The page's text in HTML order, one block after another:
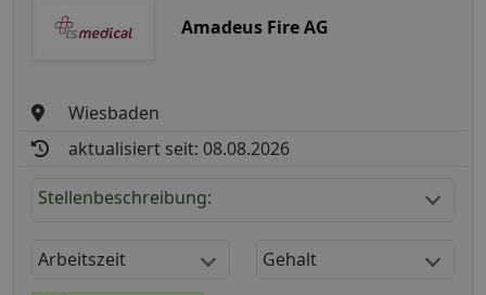
Amadeus Fire AG
Wiesbaden
aktualisiert seit: 08.08.2026
Stellenbeschreibung:
Arbeitszeit Gehalt